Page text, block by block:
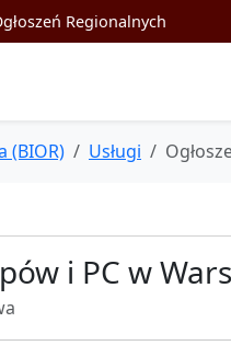
Regionalnych
(BIOR) Usługi
i PC w